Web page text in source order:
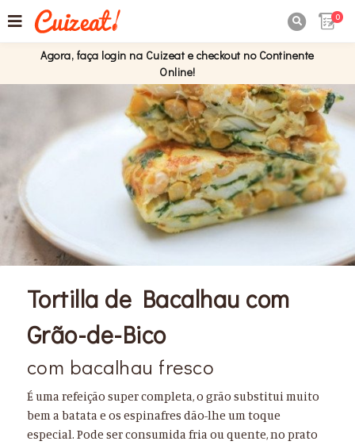
0
Agora, faça login na Cuizeat e checkout no Continente
Online!
Tortilla de Bacalhau com
Grão-de-Bico
com bacalhau fresco
É uma refeição super completa, o grão substitui muito
bem a batata e os espinafres dão-lhe um toque
especial. Pode ser consumida fria ou quente, no prato